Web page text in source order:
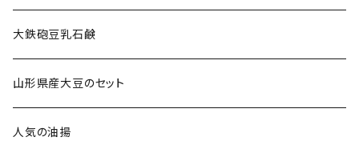
大鉄砲豆乳石鹸
山形県産大豆のセット
人気の油揚